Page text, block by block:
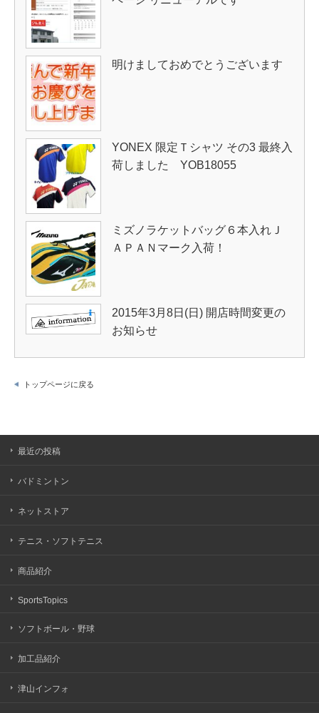
明けましておめでとうございます
YONEX 限定Ｔシャツ その3 最終入
荷しました YOB18055
ミズノラケットバッグ６本入れＪ
ＡＰＡＮマーク入荷！
2015年3月8日(日) 開店時間変更の
お知らせ
トップページに戻る
最近の投稿
バドミントン
ネットストア
テニス・ソフトテニス
商品紹介
SportsTopics
ソフトボール・野球
加工品紹介
津山インフォ